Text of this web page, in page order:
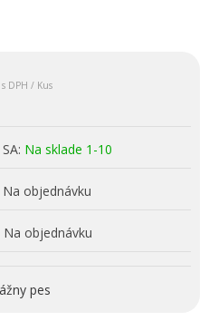
s DPH / Kus
Na sklade 1-10
Na objednávku
Na objednávku
pes